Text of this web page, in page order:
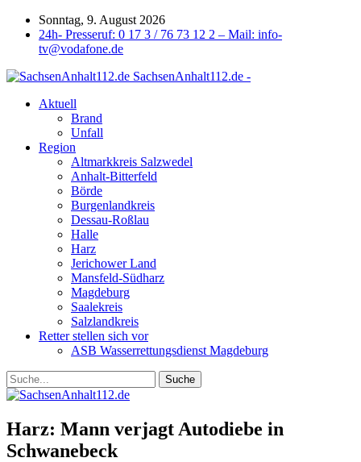
Sonntag, 9. August 2026
24h- Presseruf: 0 17 3 / 76 73 12 2 – Mail: info-
tv@vodafone.de
SachsenAnhalt112.de -
Aktuell
Brand
Unfall
Region
Altmarkkreis Salzwedel
Anhalt-Bitterfeld
Börde
Burgenlandkreis
Dessau-Roßlau
Halle
Harz
Jerichower Land
Mansfeld-Südharz
Magdeburg
Saalekreis
Salzlandkreis
Retter stellen sich vor
ASB Wasserrettungsdienst Magdeburg
Harz: Mann verjagt Autodiebe in
Schwanebeck